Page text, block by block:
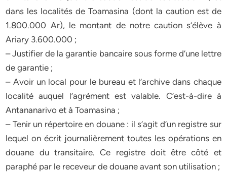
dans les localités de Toamasina (dont la caution est de
1.800.000 Ar), le montant de notre caution s’élève à
Ariary 3.600.000 ;
– Justifier de la garantie bancaire sous forme d’une lettre
de garantie ;
– Avoir un local pour le bureau et l’archive dans chaque
localité auquel l’agrément est valable. C’est-à-dire à
Antananarivo et à Toamasina ;
– Tenir un répertoire en douane : il s’agit d’un registre sur
lequel on écrit journalièrement toutes les opérations en
douane du transitaire. Ce registre doit être côté et
paraphé par le receveur de douane avant son utilisation ;